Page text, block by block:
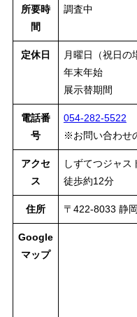
所要時
間
調査中
定休日
月曜日（祝日の
年末年始
展示替期間
電話番
号
054-282-5522
※お問い合わせ
アクセ
ス
しずてつジャ
徒歩約12分
住所 〒422-8033 静
Google
マップ